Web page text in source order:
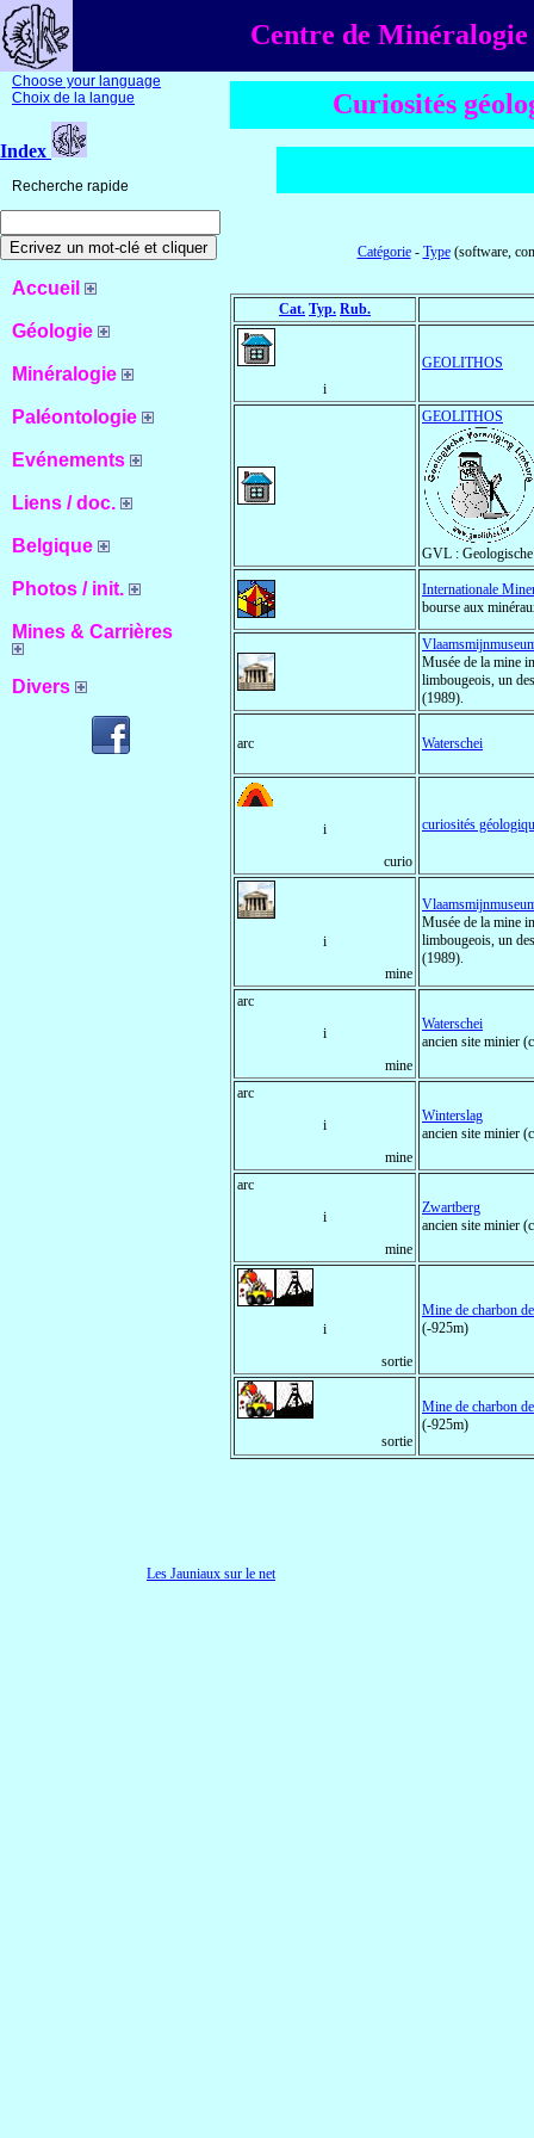
Centre de Minéralogie
Choose your language
Choix de la langue
Index
Recherche rapide
Accueil
Géologie
Minéralogie
Paléontologie
Evénements
Liens / doc.
Belgique
Photos / init.
Mines & Carrières
Divers
Curiosités
Catégorie- Type(software,
Cat. Typ. Rub.
i
GEOLITHOS
GEOLITHOS
GVL :
Internationale
bourse aux
Musée de la mine
limbougeois, un
(1989).
arc Waterschei
i
curio
curiosités
i
mine
Musée de la mine
limbougeois, un
(1989).
arc
i
mine
Waterschei
ancien site minier
arc
i
mine
Winterslag
ancien site minier
arc
i
mine
Zwartberg
ancien site minier
i
sortie
Mine de charbon
(-925m)
sortie
Mine de charbon
(-925m)
Les Jauniaux sur le net